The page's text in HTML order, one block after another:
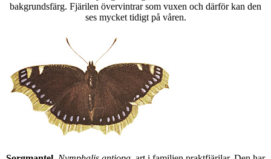
bakgrundsfärg. Fjärilen övervintrar som vuxen och därför kan den
ses mycket tidigt på våren.